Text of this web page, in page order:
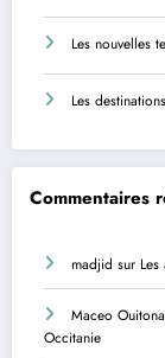
Les nouvelles
Les
Commentaires
madjid sur
Maceo Ouitona
Occitanie